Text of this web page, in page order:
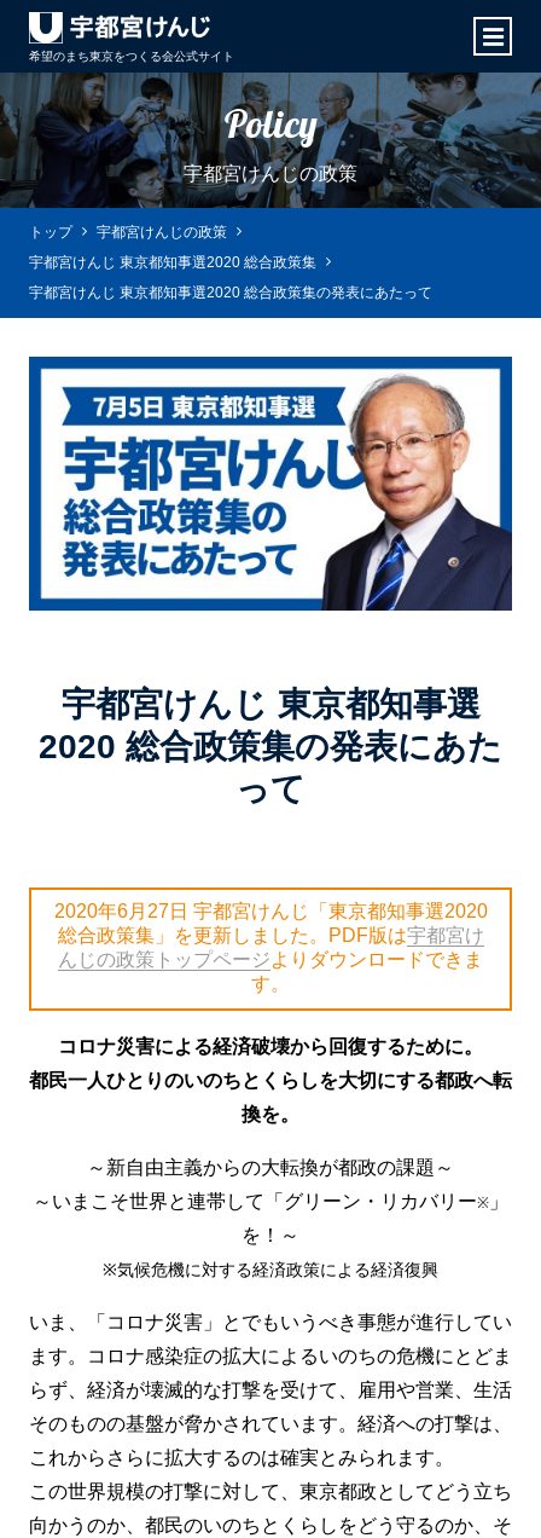
希望のまち東京をつくる会公式サイト
Policy
宇都宮けんじの政策
トップ
宇都宮けんじの政策
宇都宮けんじ 東京都知事選2020 総合政策集
宇都宮けんじ 東京都知事選2020 総合政策集の発表にあたって
宇都宮けんじ 東京都知事選
2020 総合政策集の発表にあた
って
2020年6月27日 宇都宮けんじ「東京都知事選2020
総合政策集」を更新しました。PDF版は宇都宮け
んじの政策トップページよりダウンロードできま
す。
コロナ災害による経済破壊から回復するために。
都民一人ひとりのいのちとくらしを大切にする都政へ転
換を。
～新自由主義からの大転換が都政の課題～
～いまこそ世界と連帯して「グリーン・リカバリー※ 」
を！～
※気候危機に対する経済政策による経済復興
いま、「コロナ災害」とでもいうべき事態が進行してい
ます。コロナ感染症の拡大によるいのちの危機にとどま
らず、経済が壊滅的な打撃を受けて、雇用や営業、生活
そのものの基盤が脅かされています。経済への打撃は、
これからさらに拡大するのは確実とみられます。
この世界規模の打撃に対して、東京都政としてどう立ち
向かうのか、都民のいのちとくらしをどう守るのか、そ